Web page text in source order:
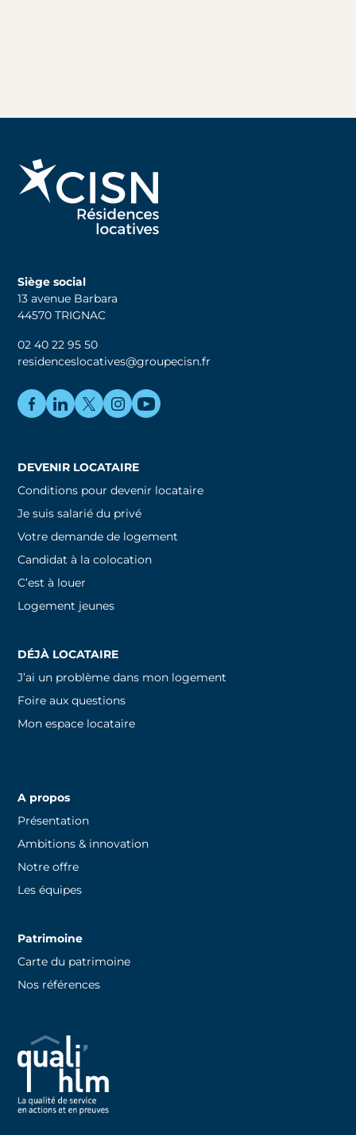
Siège social
13 avenue Barbara
44570 TRIGNAC
02 40 22 95 50
residenceslocatives@groupecisn.fr
DEVENIR LOCATAIRE
Conditions pour devenir locataire
Je suis salarié du privé
Votre demande de logement
Candidat à la colocation
C’est à louer
Logement jeunes
DÉJÀ LOCATAIRE
J’ai un problème dans mon logement
Foire aux questions
Mon espace locataire
A propos
Présentation
Ambitions & innovation
Notre offre
Les équipes
Patrimoine
Carte du patrimoine
Nos références